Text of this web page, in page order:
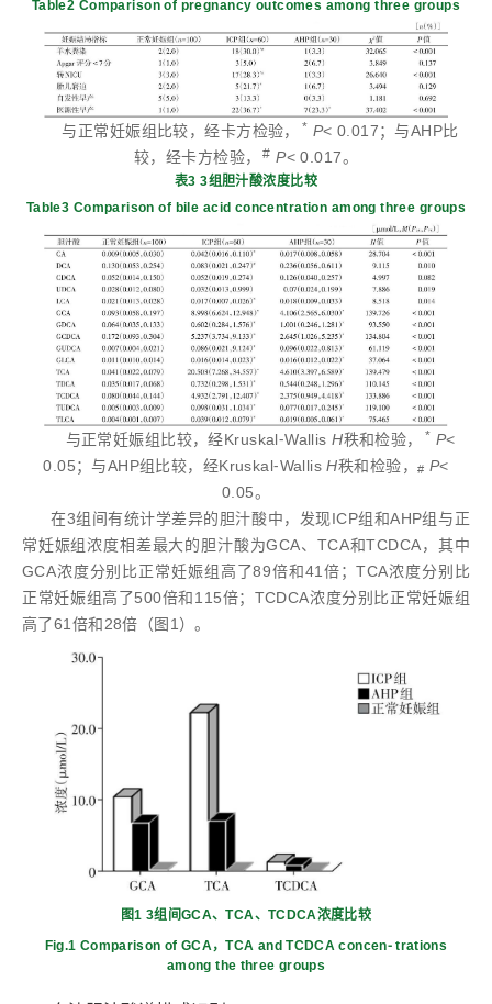
Table2 Comparison of pregnancy outcomes among three groups
与正常妊娠组比较，经卡方检验， * P< 0.017；与AHP比
较，经卡方检验，
# P< 0.017。
表3 3组胆汁酸浓度比较
Table3 Comparison of bile acid concentration among three groups
与正常妊娠组比较，经Kruskal⁃WallisH秩和检验， * P<
0.05；与AHP组比较，经Kruskal⁃WallisH秩和检验，# P<
0.05。
在3组间有统计学差异的胆汁酸中，发现ICP组和AHP组与正
常妊娠组浓度相差最大的胆汁酸为GCA、TCA和TCDCA，其中
GCA浓度分别比正常妊娠组高了89倍和41倍；TCA浓度分别比
正常妊娠组高了500倍和115倍；TCDCA浓度分别比正常妊娠组
高了61倍和28倍（图1）。
图1 3组间GCA、TCA、TCDCA浓度比较
Fig.1 Comparison of GCA，TCA and TCDCA concen⁃ trations
among the three groups